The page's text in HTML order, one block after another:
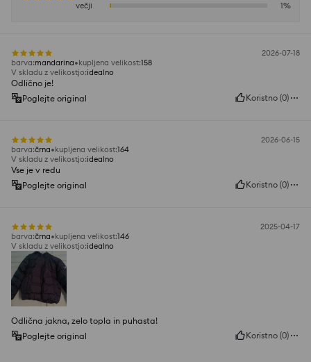
večji
1%
2026-07-18
barva:mandarina kupljena velikost:158
V skladu z velikostjo:idealno
Odlično je!
Poglejte original
Koristno (0)
2026-06-15
barva:črna kupljena velikost:164
V skladu z velikostjo:idealno
Vse je v redu
Poglejte original
Koristno (0)
2025-04-17
barva:črna kupljena velikost:146
V skladu z velikostjo:idealno
Odlična jakna, zelo topla in puhasta!
Poglejte original
Koristno (0)